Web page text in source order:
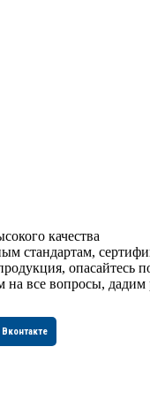
качества
стандартам,
опасайтесь
на все вопросы,
Вконтакте